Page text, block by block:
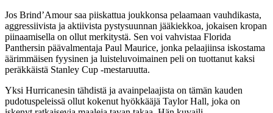
Jos Brind’Amour saa piiskattua joukkonsa pelaamaan vauhdikasta,
aggressiivista ja aktiivista pystysuunnan jääkiekkoa, jokaisen kropan
piinaamisella on ollut merkitystä. Sen voi vahvistaa Florida
Panthersin päävalmentaja Paul Maurice, jonka pelaajiinsa iskostama
äärimmäisen fyysinen ja luisteluvoimainen peli on tuottanut kaksi
peräkkäistä Stanley Cup -mestaruutta.
Yksi Hurricanesin tähdistä ja avainpelaajista on tämän kauden
pudotuspeleissä ollut kokenut hyökkääjä Taylor Hall, joka on